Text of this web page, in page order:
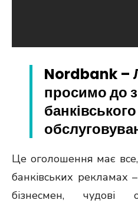
Nordbank –
просимо до
банківського
Це оголошення має
банківських рекламах
бізнесмен, чудові